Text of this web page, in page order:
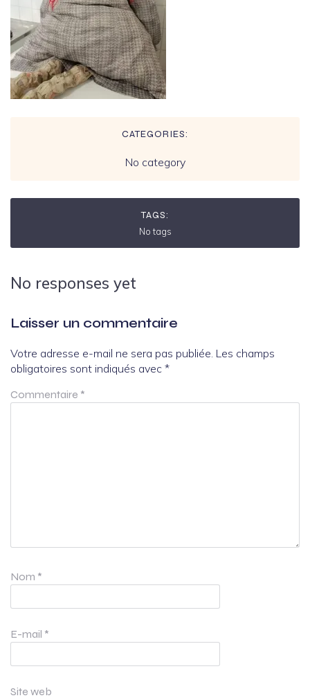
CATEGORIES:
No category
TAGS:
No tags
No responses yet
Laisser un commentaire
Votre adresse e-mail ne sera pas publiée. Les champs
obligatoires sont indiqués avec *
Commentaire *
Nom *
E-mail *
Site web